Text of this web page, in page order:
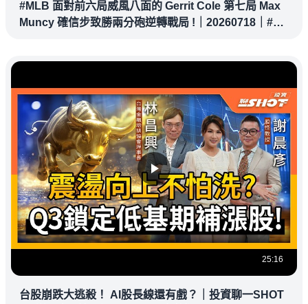
#MLB 面對前六局威風八面的 Gerrit Cole 第七局 Max
Muncy 確信步致勝兩分砲逆轉戰局 !｜20260718｜#洛
25:16
台股崩跌大逃殺！ AI股長線還有戲？｜投資聊一SHOT